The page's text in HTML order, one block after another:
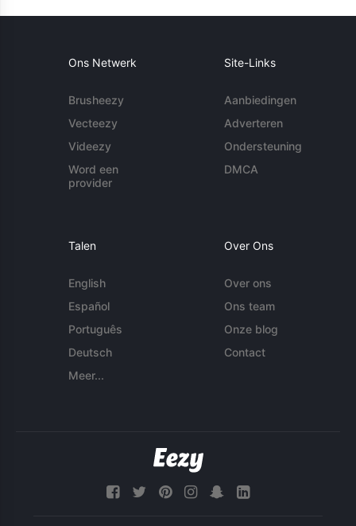
Ons Netwerk
Brusheezy
Vecteezy
Videezy
Word een
provider
Site-Links
Aanbiedingen
Adverteren
Ondersteuning
DMCA
Talen
English
Español
Português
Deutsch
Meer...
Over Ons
Over ons
Ons team
Onze blog
Contact